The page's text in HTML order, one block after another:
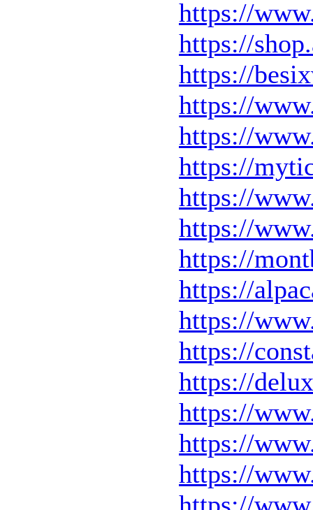
https://
https://
https://
https://
https://
https://
https://
https://
https://
https://
https://
https://
https://
https://
https://
https://
https://